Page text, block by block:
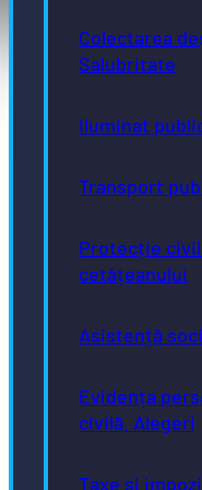
Colectarea
Salubritate
Iluminat
Transport
Protecție
cetățeanului
Asistență
Evidența
civilă. Alegeri
Taxe și
Adresă
Telefon
Inițiative